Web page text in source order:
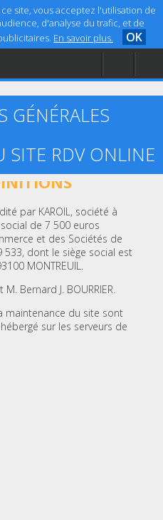
site, vous acceptez l'utilisation de
d'analyse du trafic, et de
En savoir plus. OK
GÉNÉRALES
SITE RDV ONLINE
CRÉATION ET
par KAROIL, société à
de 7 500 euros
et des Sociétés de
533, dont le siège social est
MONTREUIL.
Bernard J. BOURRIER.
maintenance du site sont
sur les serveurs de